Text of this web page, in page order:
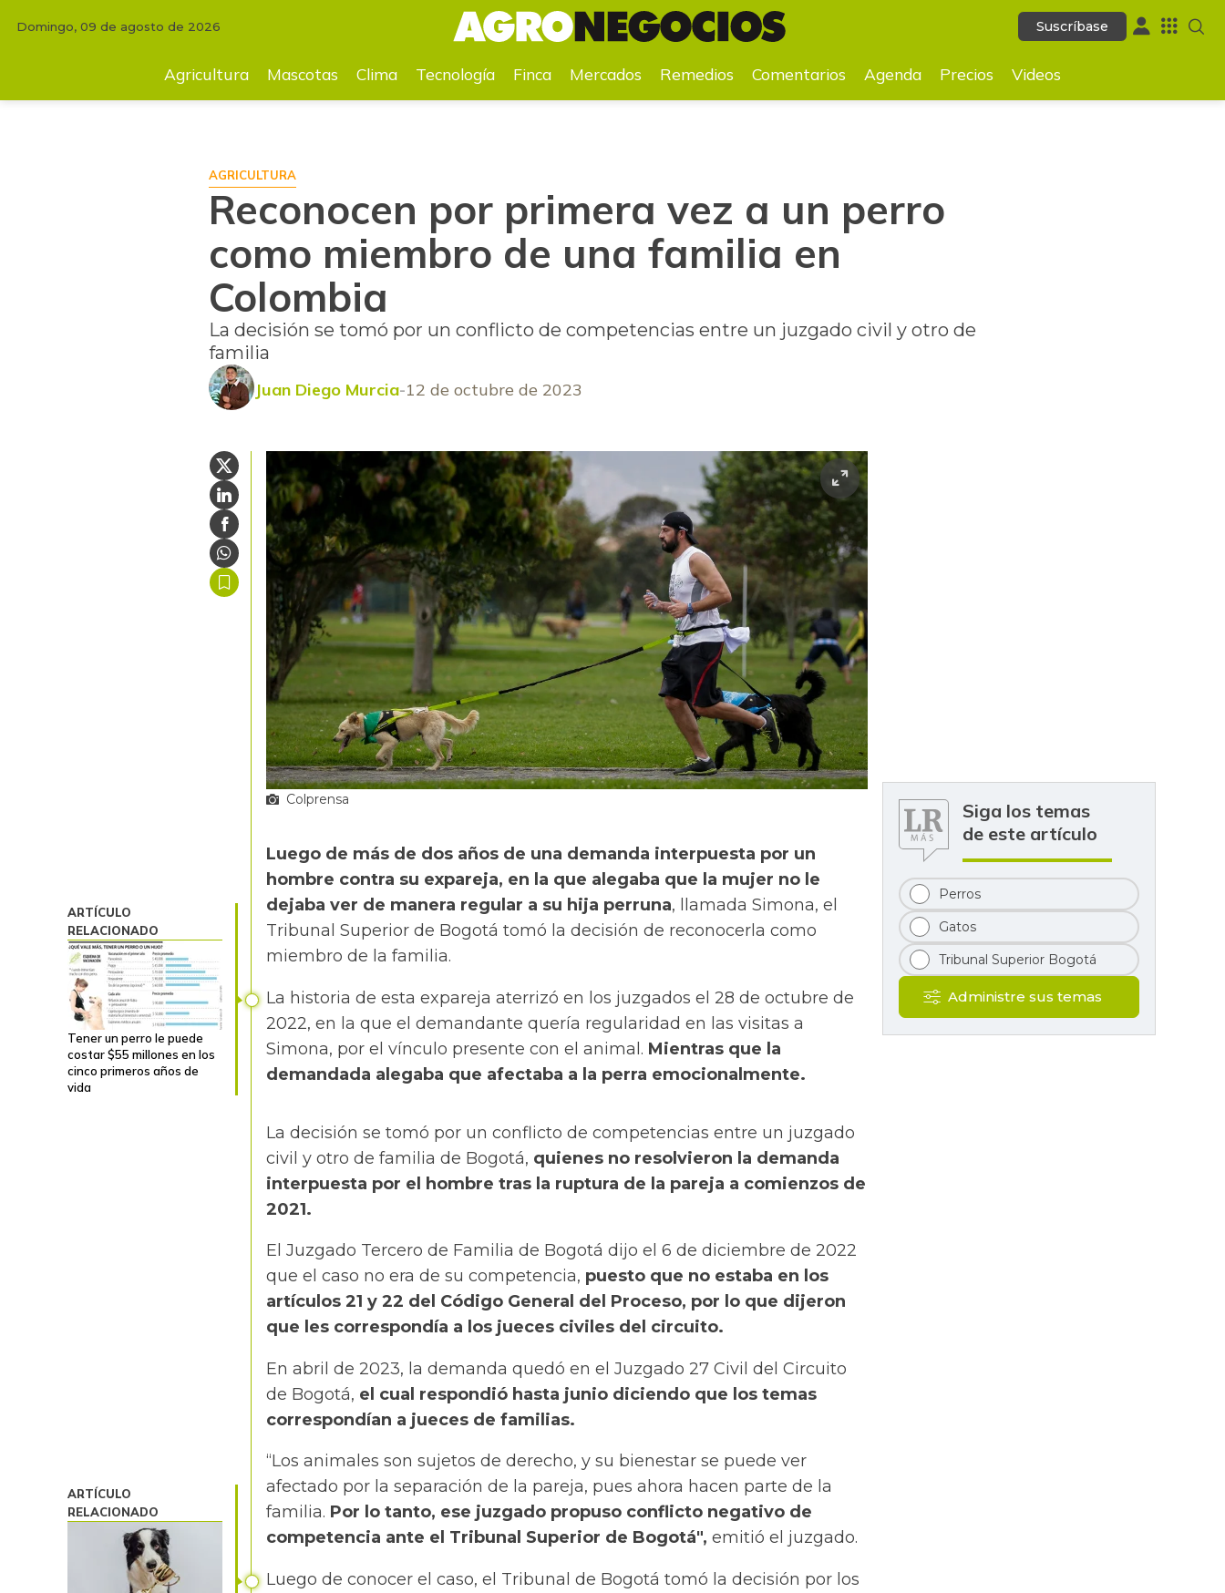
Suscríbase
Reconocen por primera vez a un perro como miembro de una familia en Colombia
Domingo, 09 de agosto de 2026 Suscríbase
Agricultura Mascotas Clima Tecnología Finca Mercados Remedios Comentarios Agenda Precios Videos
AGRICULTURA
Reconocen por primera vez a un perro
como miembro de una familia en
Colombia
La decisión se tomó por un conflicto de competencias entre un juzgado civil y otro de
familia
Juan Diego Murcia 12 de octubre de 2023
Colprensa
Luego de más de dos años de una demanda interpuesta por un
hombre contra su expareja, en la que alegaba que la mujer no le
dejaba ver de manera regular a su hija perruna, llamada Simona, el
Tribunal Superior de Bogotá tomó la decisión de reconocerla como
miembro de la familia.
ARTÍCULO
RELACIONADO
Tener un perro le puede
costar $55 millones en los
cinco primeros años de
vida
La historia de esta expareja aterrizó en los juzgados el 28 de octubre de
2022, en la que el demandante quería regularidad en las visitas a
Simona, por el vínculo presente con el animal. Mientras que la
demandada alegaba que afectaba a la perra emocionalmente.
La decisión se tomó por un conflicto de competencias entre un juzgado
civil y otro de familia de Bogotá, quienes no resolvieron la demanda
interpuesta por el hombre tras la ruptura de la pareja a comienzos de
2021.
El Juzgado Tercero de Familia de Bogotá dijo el 6 de diciembre de 2022
que el caso no era de su competencia, puesto que no estaba en los
artículos 21 y 22 del Código General del Proceso, por lo que dijeron
que les correspondía a los jueces civiles del circuito.
En abril de 2023, la demanda quedó en el Juzgado 27 Civil del Circuito
de Bogotá, el cual respondió hasta junio diciendo que los temas
correspondían a jueces de familias.
“Los animales son sujetos de derecho, y su bienestar se puede ver
afectado por la separación de la pareja, pues ahora hacen parte de la
familia. Por lo tanto, ese juzgado propuso conflicto negativo de
competencia ante el Tribunal Superior de Bogotá", emitió el juzgado.
ARTÍCULO
RELACIONADO
Luego de conocer el caso, el Tribunal de Bogotá tomó la decisión por los
Siga los temas
de este artículo
Perros
Gatos
Tribunal Superior Bogotá
Administre sus temas